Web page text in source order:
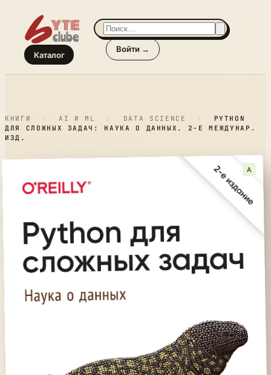
Каталог
Войти →
КНИГИ / AI И ML / DATA SCIENCE /
PYTHON
ДЛЯ СЛОЖНЫХ ЗАДАЧ: НАУКА О ДАННЫХ. 2-Е МЕЖДУНАР.
ИЗД.
A